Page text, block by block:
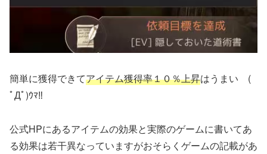
簡単に獲得できてアイテム獲得率１０％上昇はうまい (
ﾟДﾟ)ｳﾏ‼
公式HPにあるアイテムの効果と実際のゲームに書いてあ
る効果は若干異なっていますがおそらくゲームの記載があ